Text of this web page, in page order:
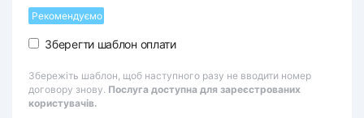
Рекомендуємо
Зберегти шаблон оплати
Збережіть шаблон, щоб наступного разу не вводити номер
договору знову. Послуга доступна для зареєстрованих
користувачів.